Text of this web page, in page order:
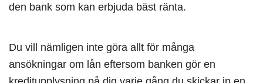
den bank som kan erbjuda bäst ränta.
Du vill nämligen inte göra allt för många
ansökningar om lån eftersom banken gör en